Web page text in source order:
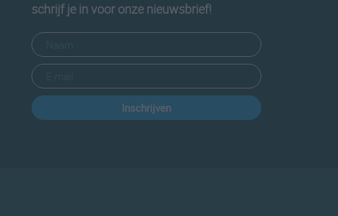
schrijf je in voor onze nieuwsbrief!
Inschrijven